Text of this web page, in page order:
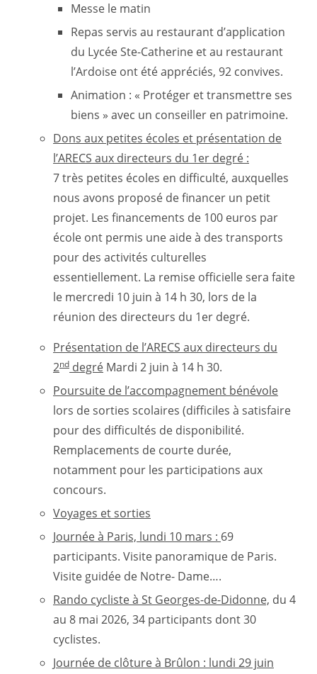
Messe le matin
Repas servis au restaurant d’application
du Lycée Ste-Catherine et au restaurant
l’Ardoise ont été appréciés, 92 convives.
Animation : « Protéger et transmettre ses
biens » avec un conseiller en patrimoine.
Dons aux petites écoles et présentation de
l’ARECS aux directeurs du 1er degré :
7 très petites écoles en difficulté, auxquelles
nous avons proposé de financer un petit
projet. Les financements de 100 euros par
école ont permis une aide à des transports
pour des activités culturelles
essentiellement. La remise officielle sera faite
le mercredi 10 juin à 14 h 30, lors de la
réunion des directeurs du 1er degré.
Présentation de l’ARECS aux directeurs du
2nd degré Mardi 2 juin à 14 h 30.
Poursuite de l’accompagnement bénévole
lors de sorties scolaires (difficiles à satisfaire
pour des difficultés de disponibilité.
Remplacements de courte durée,
notamment pour les participations aux
concours.
Voyages et sorties
Journée à Paris, lundi 10 mars : 69
participants. Visite panoramique de Paris.
Visite guidée de Notre- Dame….
Rando cycliste à St Georges-de-Didonne, du 4
au 8 mai 2026, 34 participants dont 30
cyclistes.
Journée de clôture à Brûlon : lundi 29 juin